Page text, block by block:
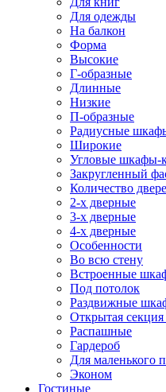
Для одежды
На балкон
Форма
Высокие
Г-образные
Длинные
Низкие
П-образные
Радиусные
Широкие
Угловые шкафы-
Закругленный
Количество
2-х дверные
3-х дверные
4-х дверные
Особенности
Во всю стену
Встроенные
Под потолок
Раздвижные
Открытая
Распашные
Гардероб
Для маленького
Эконом
Гостиные